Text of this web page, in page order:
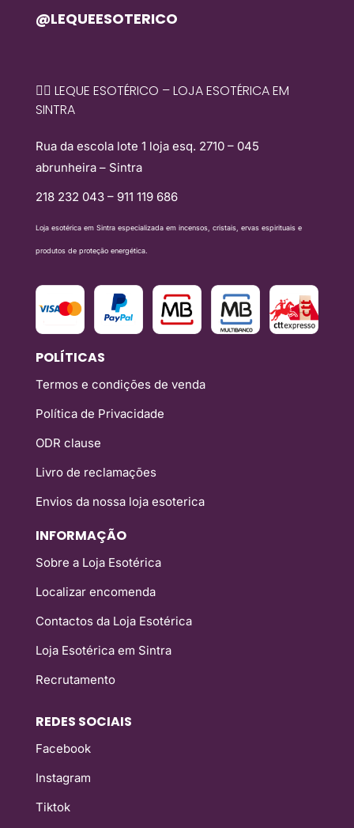
@LEQUEESOTERICO
🧙‍♀️ LEQUE ESOTÉRICO – LOJA ESOTÉRICA EM
SINTRA
Rua da escola lote 1 loja esq. 2710 – 045
abrunheira – Sintra
218 232 043 – 911 119 686
Loja esotérica em Sintra especializada em incensos, cristais, ervas espirituais e
produtos de proteção energética.
POLÍTICAS
Termos e condições de venda
Política de Privacidade
ODR clause
Livro de reclamações
Envios da nossa loja esoterica
INFORMAÇÃO
Sobre a Loja Esotérica
Localizar encomenda
Contactos da Loja Esotérica
Loja Esotérica em Sintra
Recrutamento
REDES SOCIAIS
Facebook
Instagram
Tiktok